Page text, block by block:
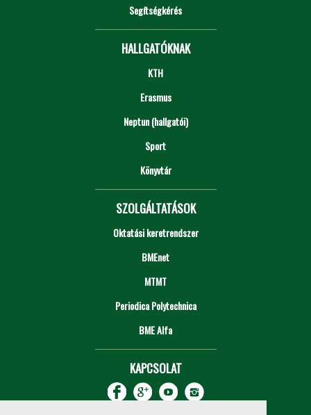
Segítségkérés
HALLGATÓKNAK
KTH
Erasmus
Neptun (hallgatói)
Sport
Könyvtár
SZOLGÁLTATÁSOK
Oktatási keretrendszer
BMEnet
MTMT
Periodica Polytechnica
BME Alfa
KAPCSOLAT